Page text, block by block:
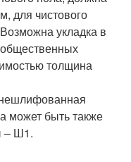
для чистового
укладка в
толщина
может быть также
– Ш1.